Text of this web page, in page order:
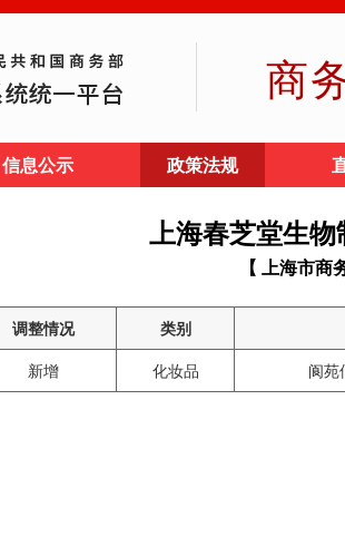
商
信息公示 政策法规
上海春芝堂生
【 上海市商
调整情况
类别
新增 化妆品 阆苑